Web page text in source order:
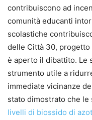
contribuiscono ad
comunità educanti
scolastiche
delle Città 30, progetto
è aperto il dibattito. Le
strumento utile a
immediate vicinanze
stato dimostrato che le
livelli di biossido di